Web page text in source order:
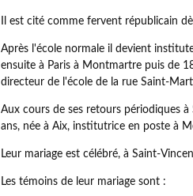
Il est cité comme fervent républicain
Après l'école normale il devient
ensuite à Paris à Montmartre puis de
directeur de l'école de la rue Saint-
Aux cours de ses retours périodiques
ans, née à Aix, institutrice en poste à
Leur mariage est célébré, à Saint-
Les témoins de leur mariage sont :